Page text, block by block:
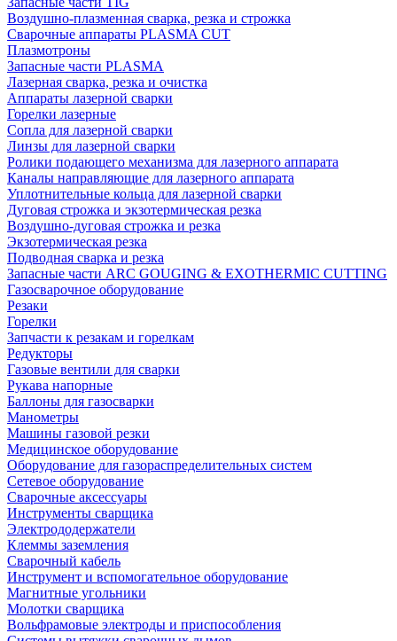
Воздушно-плазменная сварка, резка и строжка
Сварочные аппараты PLASMA CUT
Плазмотроны
Запасные части PLASMA
Лазерная сварка, резка и очистка
Аппараты лазерной сварки
Горелки лазерные
Сопла для лазерной сварки
Линзы для лазерной сварки
Ролики подающего механизма для лазерного аппарата
Каналы направляющие для лазерного аппарата
Уплотнительные кольца для лазерной сварки
Дуговая строжка и экзотермическая резка
Воздушно-дуговая строжка и резка
Экзотермическая резка
Подводная сварка и резка
Запасные части ARC GOUGING & EXOTHERMIC CUTTING
Газосварочное оборудование
Резаки
Горелки
Запчасти к резакам и горелкам
Редукторы
Газовые вентили для сварки
Рукава напорные
Баллоны для газосварки
Манометры
Машины газовой резки
Медицинское оборудование
Оборудование для газораспределительных систем
Сетевое оборудование
Сварочные аксессуары
Инструменты сварщика
Электрододержатели
Клеммы заземления
Сварочный кабель
Инструмент и вспомогательное оборудование
Магнитные угольники
Молотки сварщика
Вольфрамовые электроды и приспособления